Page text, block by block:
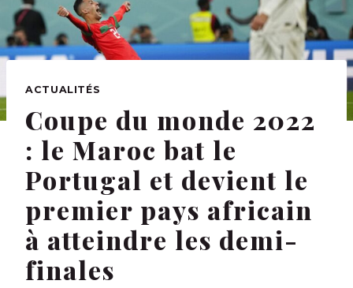
ACTUALITÉS
Coupe du monde 2022
: le Maroc bat le
Portugal et devient le
premier pays africain
à atteindre les demi-
finales